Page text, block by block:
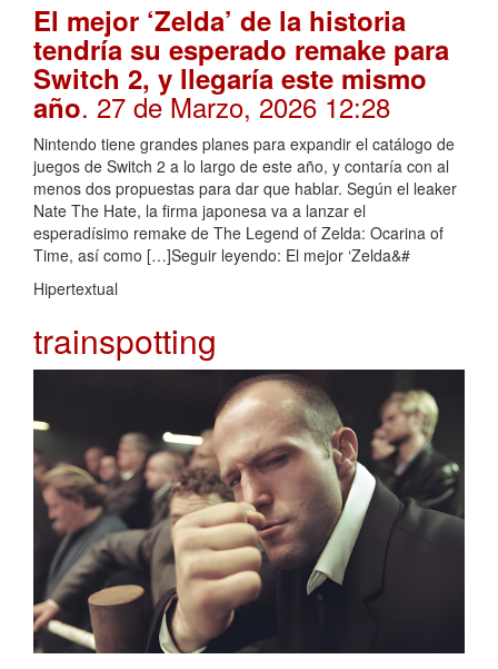
El mejor ‘Zelda’ de la historia
tendría su esperado remake para
Switch 2, y llegaría este mismo
año. 27 de Marzo, 2026 12:28
Nintendo tiene grandes planes para expandir el catálogo de
juegos de Switch 2 a lo largo de este año, y contaría con al
menos dos propuestas para dar que hablar. Según el leaker
Nate The Hate, la firma japonesa va a lanzar el
esperadísimo remake de The Legend of Zelda: Ocarina of
Time, así como […]Seguir leyendo: El mejor ‘Zelda&#
Hipertextual
trainspotting